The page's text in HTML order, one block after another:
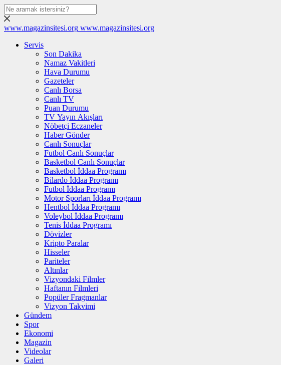
www.magazinsitesi.org www.magazinsitesi.org
Servis
Son Dakika
Namaz Vakitleri
Hava Durumu
Gazeteler
Canlı Borsa
Canlı TV
Puan Durumu
TV Yayın Akışları
Nöbetçi Eczaneler
Haber Gönder
Canlı Sonuçlar
Futbol Canlı Sonuçlar
Basketbol Canlı Sonuçlar
Basketbol İddaa Programı
Bilardo İddaa Programı
Futbol İddaa Programı
Motor Sporları İddaa Programı
Hentbol İddaa Programı
Voleybol İddaa Programı
Tenis İddaa Programı
Dövizler
Kripto Paralar
Hisseler
Pariteler
Altınlar
Vizyondaki Filmler
Haftanın Filmleri
Popüler Fragmanlar
Vizyon Takvimi
Gündem
Spor
Ekonomi
Magazin
Videolar
Galeri